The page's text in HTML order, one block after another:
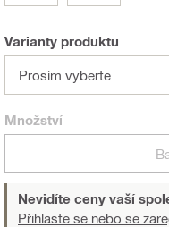
Varianty produktu
Prosím vyberte
Množství
Nevidíte ceny vaší
Přihlaste se nebo se